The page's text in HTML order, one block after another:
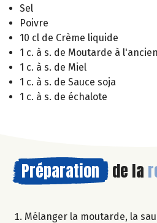
Sel
Poivre
10 cl de Crème liquide
1 c. à s. de Moutarde à
1 c. à s. de Miel
1 c. à s. de Sauce soja
1 c. à s. de échalote
Préparation de la
Mélanger la moutarde, la